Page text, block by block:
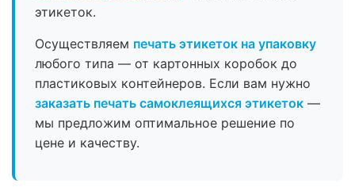
этикеток.
Осуществляем печать этикеток на упаковку
любого типа — от картонных коробок до
пластиковых контейнеров. Если вам нужно
заказать печать самоклеящихся этикеток —
мы предложим оптимальное решение по
цене и качеству.